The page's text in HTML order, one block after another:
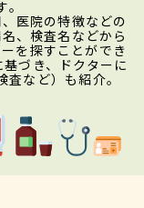
医院の特徴などの
、検査名などから
を探すことができ
づき、ドクターに
など）も紹介。